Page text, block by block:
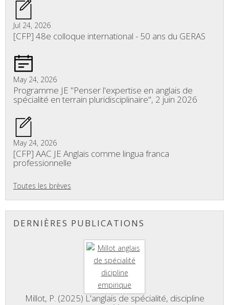
Jul 24, 2026
[CFP] 48e colloque international - 50 ans du GERAS
May 24, 2026
Programme JE "Penser l'expertise en anglais de
spécialité en terrain pluridisciplinaire", 2 juin 2026
May 24, 2026
[CFP] AAC JE Anglais comme lingua franca
professionnelle
Toutes les brèves
DERNIÈRES PUBLICATIONS
Millot, P. (2025) L'anglais de spécialité, discipline